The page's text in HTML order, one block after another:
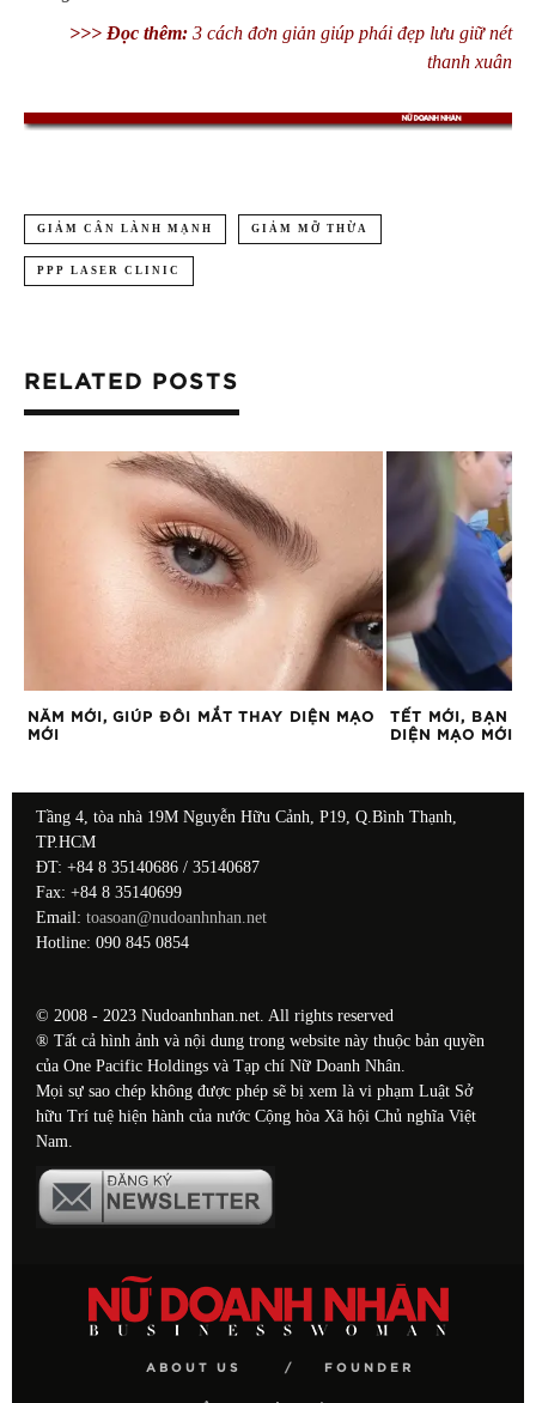
>>> Đọc thêm: 3 cách đơn giản giúp phái đẹp lưu giữ nét
thanh xuân
GIẢM CÂN LÀNH MẠNH GIẢM MỠ THỪA
PPP LASER CLINIC
RELATED POSTS
NĂM MỚI, GIÚP ĐÔI MẮT THAY DIỆN MẠO
MỚI
TẾT MỚI, BẠN
DIỆN MẠO MỚI?
Tầng 4, tòa nhà 19M Nguyễn Hữu Cảnh, P19, Q.Bình Thạnh,
TP.HCM
ĐT: +84 8 35140686 / 35140687
Fax: +84 8 35140699
Email: toasoan@nudoanhnhan.net
Hotline: 090 845 0854
© 2008 - 2023 Nudoanhnhan.net. All rights reserved
® Tất cả hình ảnh và nội dung trong website này thuộc bản quyền
của One Pacific Holdings và Tạp chí Nữ Doanh Nhân.
Mọi sự sao chép không được phép sẽ bị xem là vi phạm Luật Sở
hữu Trí tuệ hiện hành của nước Cộng hòa Xã hội Chủ nghĩa Việt
Nam.
ABOUT US FOUNDER